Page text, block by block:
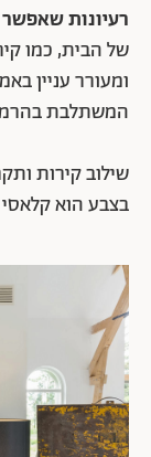
רעיונות
של הבית, כמו
ומעורר עניין
המשתלבת
שילוב קירות
בצבע הוא